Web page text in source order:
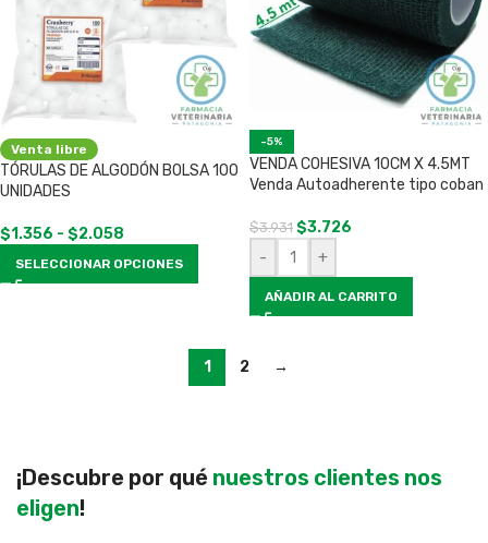
Venta libre
TÓRULAS DE ALGODÓN BOLSA 100
UNIDADES
$1.356 - $2.058
SELECCIONAR OPCIONES
-5%
VENDA COHESIVA 10CM X 4.5MT
Venda Autoadherente tipo coban
$3.931 $3.726
- +
AÑADIR AL CARRITO
1 2 →
¡Descubre por qué nuestros clientes nos
eligen!